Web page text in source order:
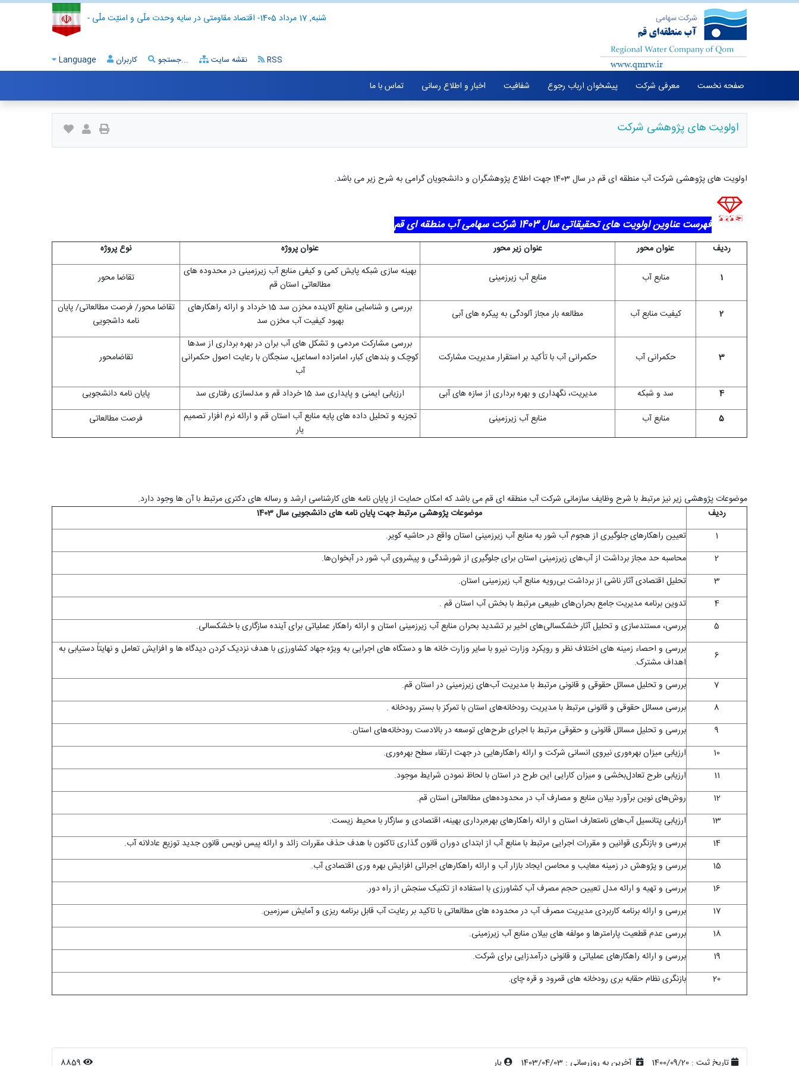
- اقتصاد مقاومتی در سایه وحدت ملّی و امنیّت ملّی - شنبه, 17 مرداد 1405
Language کاربران جستجو... نقشه سایت RSS
صفحه نخست معرفی شرکت پیشخوان ارباب رجوع شفافیت اخبار و اطلاع رسانی تماس با ما
اولویت های پژوهشی شرکت
اولویت های پژوهشی شرکت آب منطقه ای قم در سال 1403 جهت اطلاع پژوهشگران و دانشجویان گرامی به شرح زیر می باشد.
فهرست عناوین اولویت های تحقیقاتی سال 1403 شرکت سهامی آب منطقه­ ای قم
ردیف عنوان محور عنوان زیر محور عنوان پروژه نوع پروژه
1 منابع آب منابع آب زیرزمینی
بهینه سازی شبکه پایش کمی و کیفی منابع آب زیرزمینی در محدوده های
مطالعاتی استان قم
تقاضا محور
2 کیفیت منابع آب مطالعه بار مجاز آلودگی به پیکره های آبی
بررسی و شناسایی منابع آلاینده مخزن سد 15 خرداد و ارائه راهکارهای
بهبود کیفیت آب مخزن سد
تقاضا محور/ فرصت مطالعاتی/ پایان
نامه داشجویی
3 حکمرانی آب حکمرانی آب با تأکید بر استقرار مدیریت مشارکت
بررسی مشارکت مردمی و تشکل های آب بران در بهره برداری از سدها
کوچک و بندهای کبار، امامزاده اسماعیل، سنجگان با رعایت اصول حکمرانی
آب
تقاضامحور
4 سد و شبکه مدیریت، نگهداری و بهره برداری از سازه های آبی ارزیابی ایمنی و پایداری سد 15 خرداد قم و مدلسازی رفتاری سد
پایان نامه دانشجویی
5
منابع آب منابع آب زیرزمینی
تجزیه و تحلیل داده های پایه منابع آب استان قم و ارائه نرم افزار تصمیم
یار
فرصت مطالعاتی
موضوعات پژوهشی زیر نیز مرتبط با شرح وظایف سازمانی شرکت آب منطقه ای قم می باشد که امکان حمایت از پایان نامه های کارشناسی ارشد و رساله های دکتری مرتبط با آن ها وجود دارد.
ردیف
موضوعات پژوهشی مرتبط جهت پایان نامه های دانشجویی سال 1403
1
تعیین راهکارهای جلوگیری از هجوم آب شور به منابع آب زیرزمینی استان واقع در حاشیه کویر.
2
محاسبه حد مجاز برداشت از آب‌های زیرزمینی استان برای جلوگیری از شورشدگی و پیشروی آب شور در آبخوان‌ها.
3
تحلیل اقتصادی آثار ناشی از برداشت بی‌رویه منابع آب زیرزمینی استان.
4
تدوین برنامه مدیریت جامع بحران‌های طبیعی مرتبط با بخش آب استان قم .
5
بررسی، مستندسازی و تحلیل آثار خشکسالی‌های اخیر بر تشدید بحران منابع آب زیرزمینی استان و ارائه راهکار عملیاتی برای آینده سازگاری با خشکسالی.
6
بررسی و احصاء زمینه ­های اختلاف نظر و رویکرد وزارت نیرو با سایر وزارت خانه­ ها و دستگاه ­های اجرایی به ویژه جهاد کشاورزی با هدف نزدیک کردن دیدگاه ­ها و افزایش تعامل و نهایتاً دستیابی به
اهداف مشترک.
7
بررسی و تحلیل مسائل حقوقی و قانونی مرتبط با مدیریت آب‌های زیرزمینی در استان قم.
8
بررسی مسائل حقوقی و قانونی مرتبط با مدیریت رودخانه‌های استان با تمرکز با بستر رودخانه .
9
بررسی و تحلیل مسائل قانونی و حقوقی مرتبط با اجرای طرح‌های توسعه در بالادست رودخانه‌های استان.
10
ارزیابی میزان بهره‌وری نیروی انسانی شرکت و ارائه راهکار‌هایی در جهت ارتقاء سطح بهره‌وری.
11
ارزیابی طرح تعادل‌بخشی و میزان کارایی این طرح در استان با لحاظ نمودن شرایط موجود.
12
روش‌های نوین برآورد بیلان منابع و مصارف آب در محدوده‌های مطالعاتی استان قم.
13
ارزیابی پتانسیل آب‌های نامتعارف استان و ارائه راهکارهای بهره‌برداری بهینه، اقتصادی و سازگار با محیط زیست.
14
بررسی و بازنگری قوانین و مقررات اجرایی مرتبط با منابع آب از ابتدای دوران قانون گذاری تاکنون با هدف حذف مقررات زائد و ارائه پیس نویس قانون جدید توزیع عادلانه آب.
15
بررسی و پژوهش در زمینه معایب و محاسن ایجاد بازار آب و ارائه راهکارهای اجرائی افزایش بهره وری اقتصادی آب.
16
بررسی و تهیه و ارائه مدل تعیین حجم مصرف آب کشاورزی با استفاده از تکنیک سنجش از راه دور.
17
بررسی و ارائه برنامه کاربردی مدیریت مصرف آب در محدوده­ های مطالعاتی با تاکید بر رعایت آب قابل برنامه ریزی و آمایش سرزمین.
18
بررسی عدم قطعیت پارامترها و مولفه­ های بیلان منابع آب زیرزمینی.
19
بررسی و ارائه راهکار­های عملیاتی و قانونی درآمدزایی برای شرکت.
20
بازنگری نظام حقابه بری رودخانه ­های قمرود و قره چای.
تاریخ ثبت : 1400/09/20 آخرین به روزرسانی : 1403/04/03 یار 8859